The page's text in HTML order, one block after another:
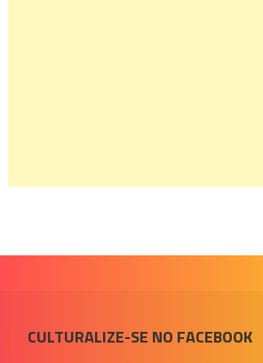
CULTURALIZE-SE NO FACEBOOK